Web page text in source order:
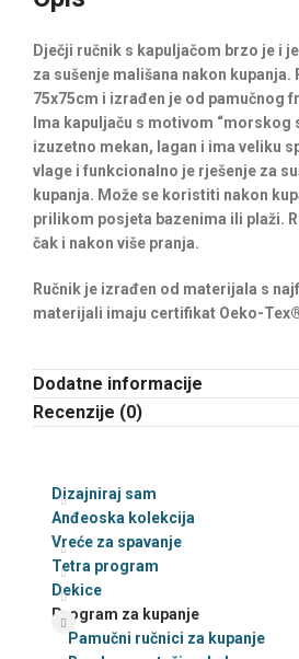
Dječji ručnik s kapuljačom brzo je i
za sušenje mališana nakon kupanja.
75x75cm i izrađen je od pamučnog
Ima kapuljaču s motivom “morskog
izuzetno mekan, lagan i ima veliku
vlage i funkcionalno je rješenje za
kupanja. Može se koristiti nakon
prilikom posjeta bazenima ili plaži.
čak i nakon više pranja.
Ručnik je izrađen od materijala s
materijali imaju certifikat Oeko-
Dodatne informacije
Recenzije (0)
Dizajniraj sam
Anđeoska kolekcija
Vreće za spavanje
Tetra program
Dekice
Program za kupanje
Pamučni ručnici za kupanje